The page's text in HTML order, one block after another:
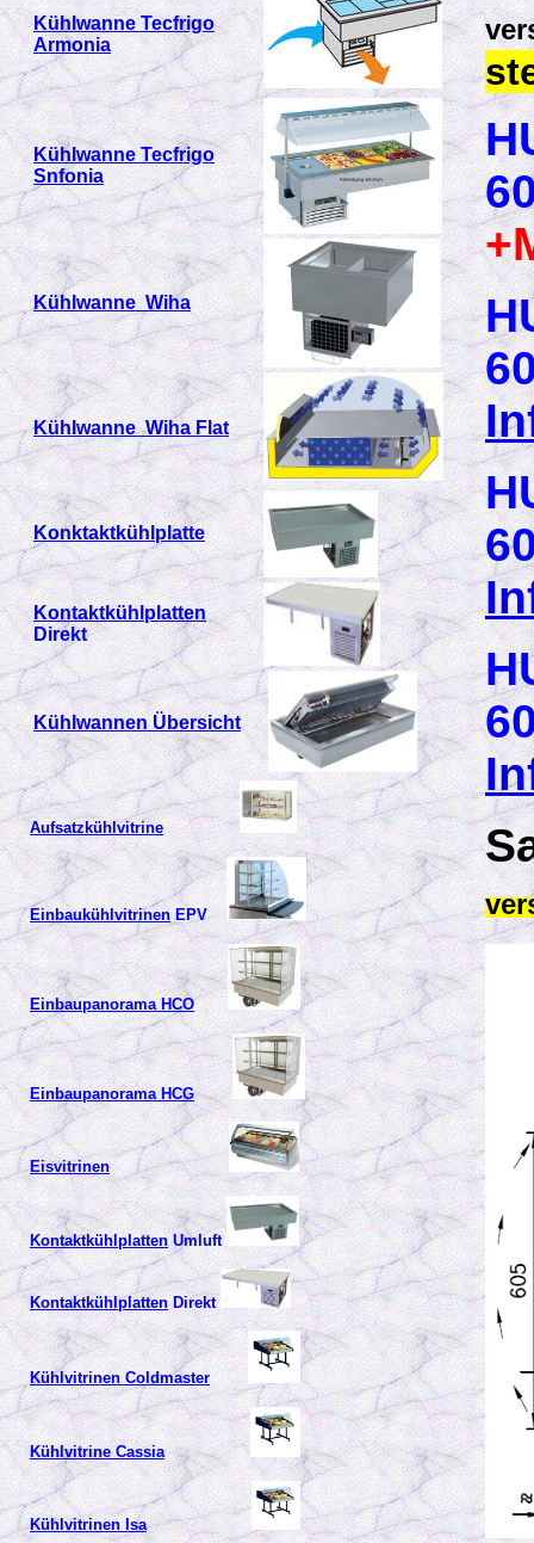
Kühlwanne Tecfrigo
Armonia
Kühlwanne Tecfrigo
Snfonia
Kühlwanne Wiha
Kühlwanne Wiha Flat
Konktaktkühlplatte
Kontaktkühlplatten
Direkt
Kühlwannen Übersicht
Aufsatzkühlvitrine
EinbaukühlvitrinenEPV
Einbaupanorama HCO
Einbaupanorama HCG
Eisvitrinen
KontaktkühlplattenUmluft
KontaktkühlplattenDirekt
Kühlvitrinen Coldmaster
Kühlvitrine Cassia
Kühlvitrinen Isa